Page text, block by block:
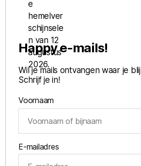
Happy e-mails!
Wil je mails ontvangen waar je
Schrijf je in!
Voornaam
E-mailadres